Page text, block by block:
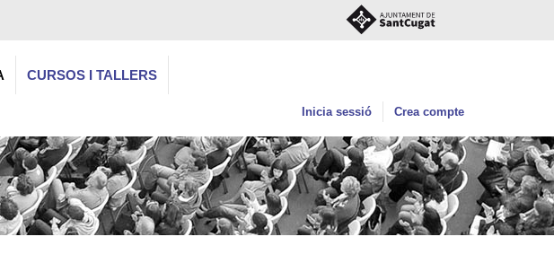
CURSOS I TALLERS
Inicia sessió Crea compte